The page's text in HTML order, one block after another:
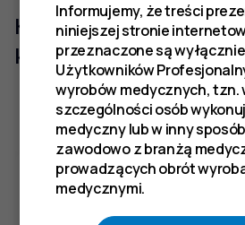
Klienci którzy zakupili
kupili również
Informujemy, że treści
niniejszej stronie
przeznaczone są
Użytkowników
wyrobów medycznych, tzn.
szczególności osób
medyczny lub w inny
zawodowo z branżą
prowadzących obrót
medycznymi.